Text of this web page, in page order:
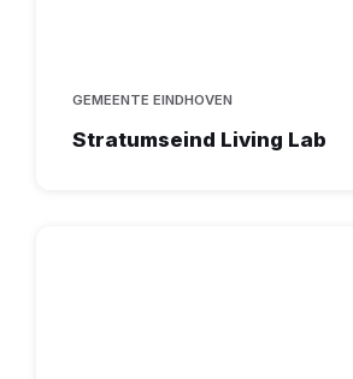
GEMEENTE EINDHOVEN
Stratumseind Living Lab